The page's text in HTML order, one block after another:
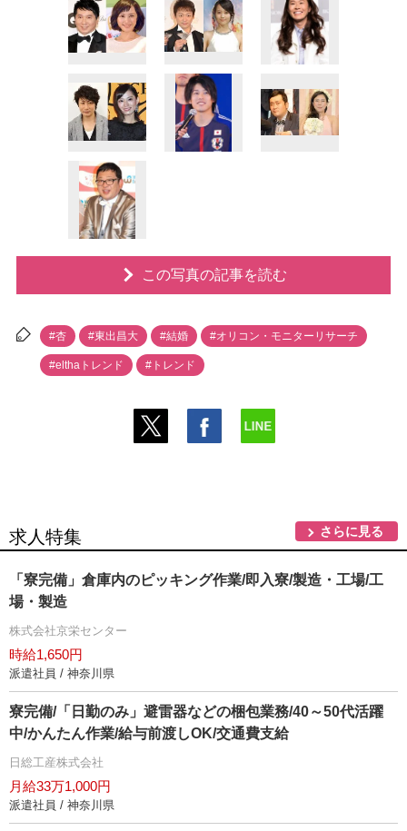
この写真の記事を読む
#杏 #東出昌大 #結婚 #オリコン・モニターリサーチ
#elthaトレンド #トレンド
求人特集 さらに見る
「寮完備」倉庫内のピッキング作業/即入寮/製造・工場/工
場・製造
株式会社京栄センター
時給1,650円
派遣社員 / 神奈川県
寮完備/「日勤のみ」避雷器などの梱包業務/40～50代活躍
中/かんたん作業/給与前渡しOK/交通費支給
日総工産株式会社
月給33万1,000円
派遣社員 / 神奈川県